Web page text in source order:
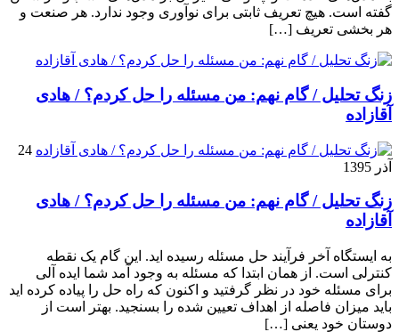
گفته است. هیچ تعریف ثابتی برای نوآوری وجود ندارد. هر صنعت و
هر بخشی تعریف […]
زنگ تحلیل / گام نهم: من مسئله را حل کردم؟ / هادی
آقازاده
24
آذر 1395
زنگ تحلیل / گام نهم: من مسئله را حل کردم؟ / هادی
آقازاده
به ایستگاه آخر فرآیند حل مسئله رسیده اید. این گام یک نقطه
کنترلی است. از همان ابتدا که مسئله به وجود آمد شما ایده آلی
برای مسئله خود در نظر گرفتید و اکنون که راه حل را پیاده کرده اید
باید میزان فاصله از اهداف تعیین شده را بسنجید. بهتر است از
دوستان خود یعنی […]